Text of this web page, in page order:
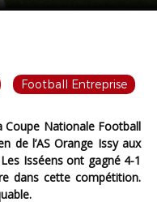
Football Entreprise
de l’AS Orange Issy aux
Isséens ont gagné 4-1
dans cette compétition.